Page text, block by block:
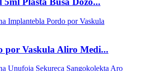
por Vaskula Aliro Medi...